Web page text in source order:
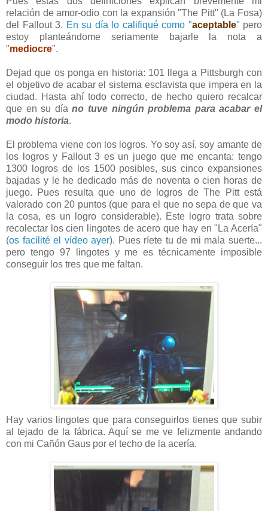
relación de amor-odio con la expansión "The Pitt" (La Fosa)
del Fallout 3. En su día lo califiqué como "aceptable" pero
estoy planteándome seriamente bajarle la nota a
"mediocre".
Dejad que os ponga en historia: 101 llega a Pittsburgh con
el objetivo de acabar el sistema esclavista que impera en la
ciudad. Hasta ahí todo correcto, de hecho quiero recalcar
que en su díano tuve ningún problema para acabar el
modo historia.
El problema viene con los logros. Yo soy así, soy amante de
los logros y Fallout 3 es un juego que me encanta: tengo
1300 logros de los 1500 posibles, sus cinco expansiones
bajadas y le he dedicado más de noventa o cien horas de
juego. Pues resulta que uno de logros de The Pitt está
valorado con 20 puntos (que para el que no sepa de que va
la cosa, es un logro considerable). Este logro trata sobre
recolectar los cien lingotes de acero que hay en "La Acería"
(os facilité el vídeo ayer). Pues ríete tu de mi mala suerte...
pero tengo 97 lingotes y me es técnicamente imposible
conseguir los tres que me faltan.
Hay varios lingotes que para conseguirlos tienes que subir
al tejado de la fábrica. Aquí se me ve felizmente andando
con mi Cañón Gaus por el techo de la acería.